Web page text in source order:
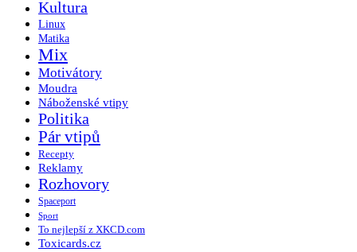
Kultura
Linux
Matika
Mix
Motivátory
Moudra
Náboženské vtipy
Politika
Pár vtipů
Recepty
Reklamy
Rozhovory
Spaceport
Sport
To nejlepší z XKCD.com
Toxicards.cz